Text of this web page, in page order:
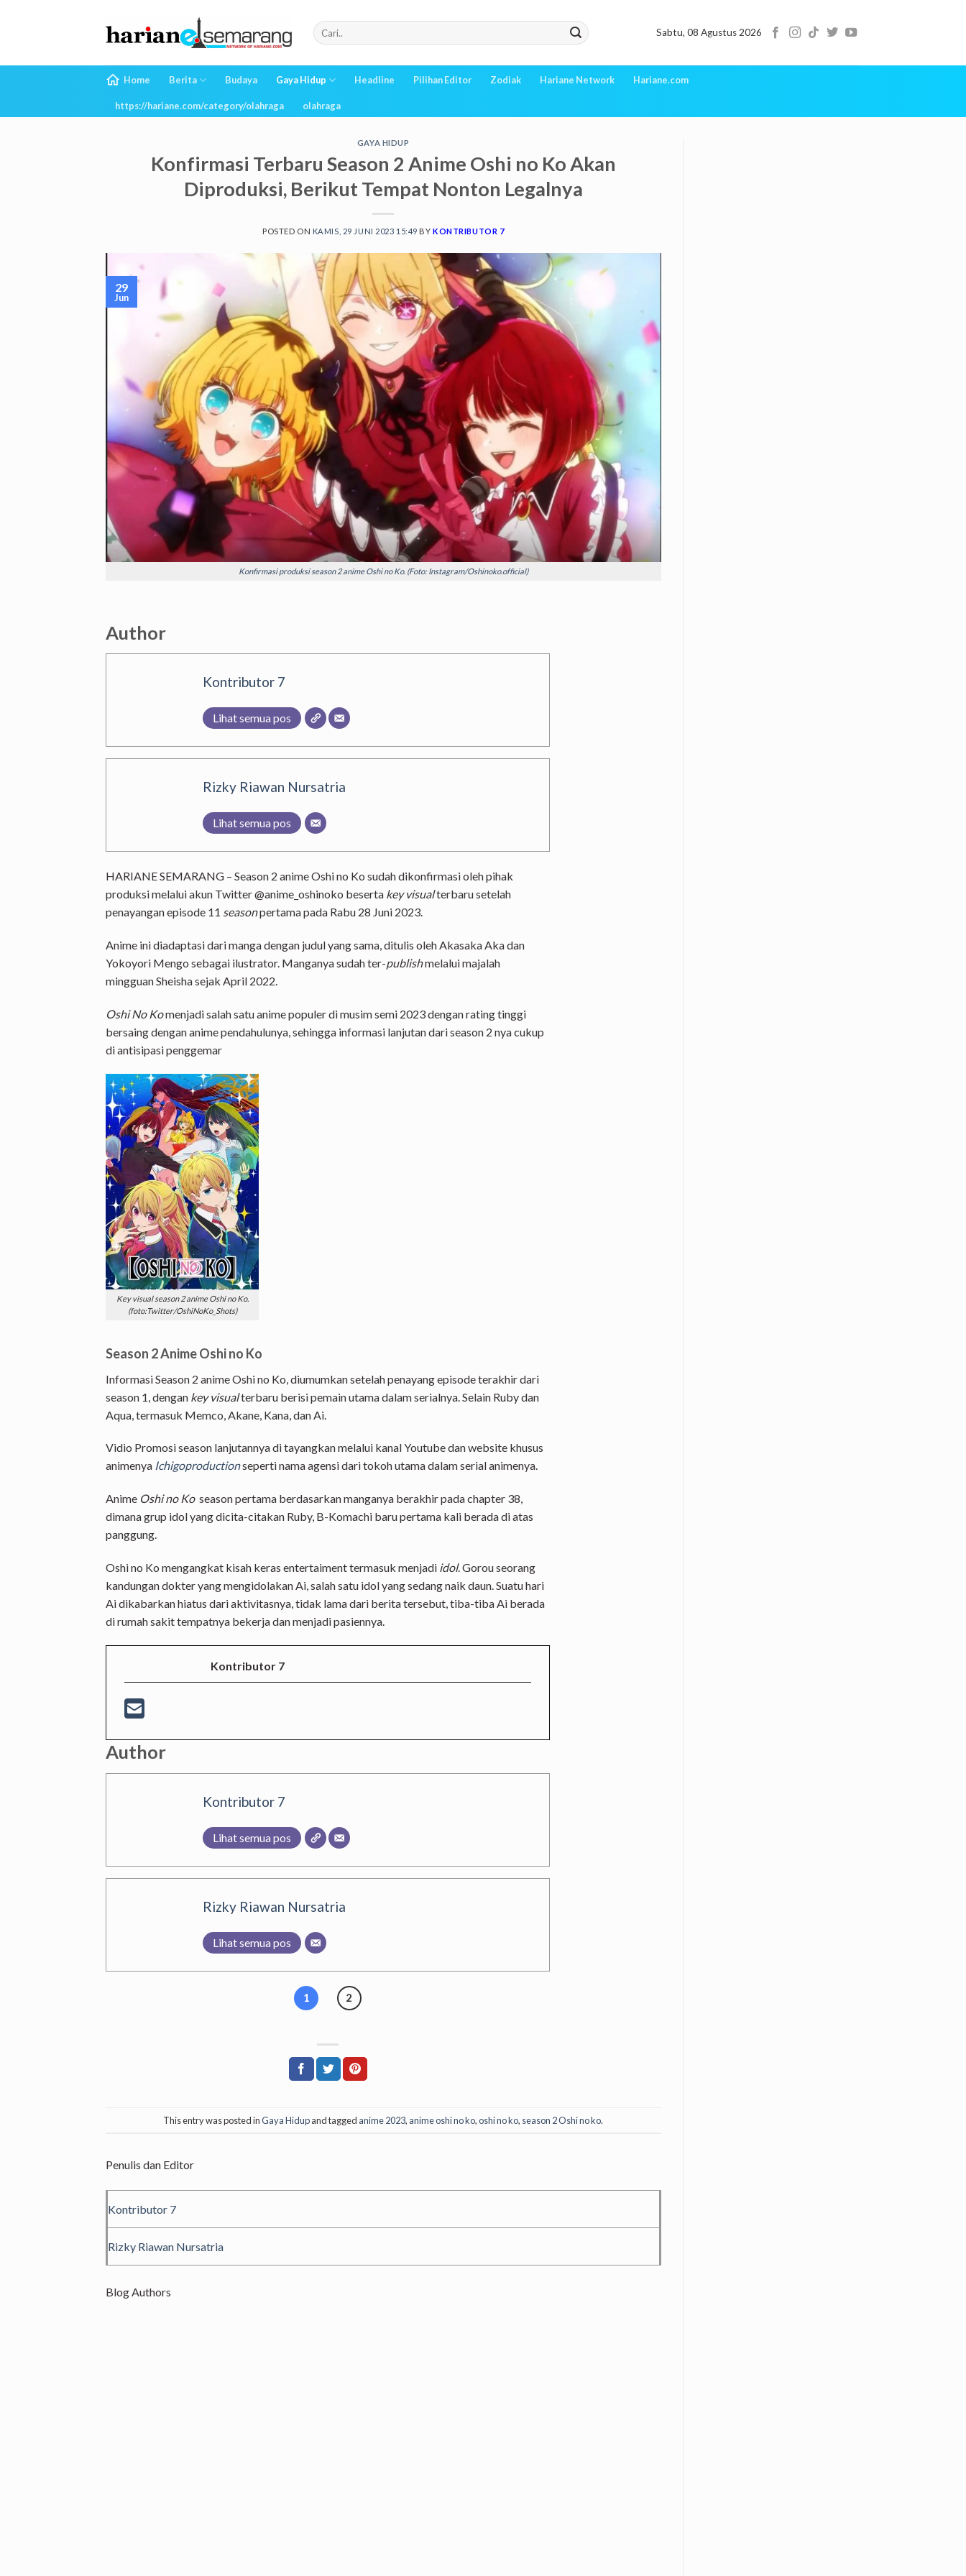
Sabtu, 08 Agustus 2026
Home Berita Budaya Gaya Hidup Headline Pilihan Editor Zodiak Hariane Network Hariane.com
https://hariane.com/category/olahraga olahraga
GAYA HIDUP
Konfirmasi Terbaru Season 2 Anime Oshi no Ko Akan
Diproduksi, Berikut Tempat Nonton Legalnya
POSTED ON KAMIS, 29 JUNI 2023 15:49 BYKONTRIBUTOR 7
Konfirmasi produksi season 2 anime Oshi no Ko. (Foto: Instagram/Oshinoko.official)
29
Jun
Author
Kontributor 7
Lihat semua pos
Rizky Riawan Nursatria
Lihat semua pos
HARIANE SEMARANG – Season 2 anime Oshi no Ko sudah dikonfirmasi oleh pihak
produksi melalui akun Twitter @anime_oshinoko beserta key visualterbaru setelah
penayangan episode 11 seasonpertama pada Rabu 28 Juni 2023.
Anime ini diadaptasi dari manga dengan judul yang sama, ditulis oleh Akasaka Aka dan
Yokoyori Mengo sebagai ilustrator. Manganya sudah ter-publishmelalui majalah
mingguan Sheisha sejak April 2022.
Oshi No Komenjadi salah satu anime populer di musim semi 2023 dengan rating tinggi
bersaing dengan anime pendahulunya, sehingga informasi lanjutan dari season 2 nya cukup
di antisipasi penggemar
Key visual season 2 anime Oshi no Ko.
(foto:Twitter/OshiNoKo_Shots)
Season 2 Anime Oshi no Ko
Informasi Season 2 anime Oshi no Ko, diumumkan setelah penayang episode terakhir dari
season 1, dengan key visualterbaru berisi pemain utama dalam serialnya. Selain Ruby dan
Aqua, termasuk Memco, Akane, Kana, dan Ai.
Vidio Promosi season lanjutannya di tayangkan melalui kanal Youtube dan website khusus
animenya Ichigoproductionseperti nama agensi dari tokoh utama dalam serial animenya.
Anime Oshi no Ko season pertama berdasarkan manganya berakhir pada chapter 38,
dimana grup idol yang dicita-citakan Ruby, B-Komachi baru pertama kali berada di atas
panggung.
Oshi no Ko mengangkat kisah keras entertaiment termasuk menjadi idol. Gorou seorang
kandungan dokter yang mengidolakan Ai, salah satu idol yang sedang naik daun. Suatu hari
Ai dikabarkan hiatus dari aktivitasnya, tidak lama dari berita tersebut, tiba-tiba Ai berada
di rumah sakit tempatnya bekerja dan menjadi pasiennya.
Kontributor 7
Author
Kontributor 7
Lihat semua pos
Rizky Riawan Nursatria
Lihat semua pos
1 2
This entry was posted inGaya Hidupand tagged anime 2023, anime oshi no ko,oshi no ko, season 2 Oshi no ko.
Penulis dan Editor
Kontributor 7
Rizky Riawan Nursatria
Blog Authors